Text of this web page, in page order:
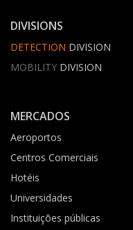
DIVISIONS
DETECTION DIVISION
MOBILITY DIVISION
MERCADOS
Aeroportos
Centros Comerciais
Hotéis
Universidades
Instituições públicas